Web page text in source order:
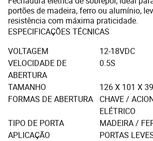
portões de madeira, ferro ou alumínio,
resistência com máxima praticidade.⠀
ESPECIFICAÇÕES TÉCNICAS
VOLTAGEM
12-18VDC
VELOCIDADE DE
ABERTURA
0.5S
TAMANHO
126 X 101 X
FORMAS DE ABERTURA
CHAVE /
ELÉTRICO
TIPO DE PORTA
MADEIRA /
APLICAÇÃO
PORTAS